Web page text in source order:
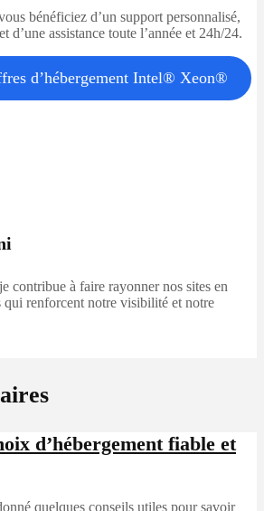
bénéficiez d’un support personnalisé,
d’une assistance toute l’année et 24h/24.
d’hébergement Intel® Xeon®
contribue à faire rayonner nos sites en
qui renforcent notre visibilité et notre
d’hébergement fiable et
quelques conseils utiles pour savoir